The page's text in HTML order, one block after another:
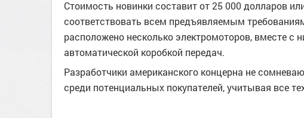
Стоимость новинки составит от 25 000 долларов
соответствовать всем предъявляемым
расположено несколько электромоторов, вместе
автоматической коробкой передач.
Разработчики американского концерна не
среди потенциальных покупателей, учитывая все